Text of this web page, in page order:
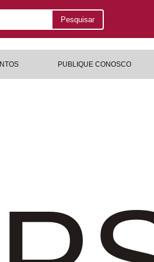
Pesquisar
PUBLIQUE CONOSCO